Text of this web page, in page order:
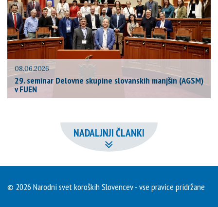
08.06.2026
29. seminar Delovne skupine slovanskih manjšin (AGSM)
v FUEN
NADALJNJI ČLANKI
© 2026 Narodni svet koroških Slovencev - vse pravice pridržane